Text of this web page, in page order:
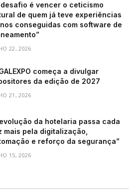
desafio é vencer o ceticismo
de quem já teve experiências
conseguidas com software de
22, 2026
começa a divulgar
da edição de 2027
21, 2026
evolução da hotelaria passa cada
mais pela digitalização,
e reforço da segurança”
15, 2026